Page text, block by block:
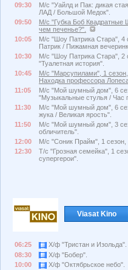
09:30
М/с "Уайлд и Пак: дикая
ЛАД / Большой Медок".
09:50
М/с "Губка Боб Квадратные
чем печенье?".
10:05
М/с "Шоу Патрика Стара", 4
Патрик / Пижамная
10:30
М/с "Шоу Патрика Стара", 2
"Туалетная история".
10:45
М/с "Марсупилами", 1
Находка профессора
11:05
М/с "Мой шумный дом", 6
"Музыкальные стулья / Час
11:30
М/с "Мой шумный дом", 6
жука / Великая ярость".
11:50
М/с "Мой шумный дом", 3
обличитель".
12:00
М/с "Соник Прайм", 1 сезон,
12:30
Т/с "Грозная семейка", 1
супергерои".
Viasat Kino
06:25
Х/ф "Тристан и Изольда".
08:30
Х/ф "Бобер".
10:00
Х/ф "Октябрьское небо".